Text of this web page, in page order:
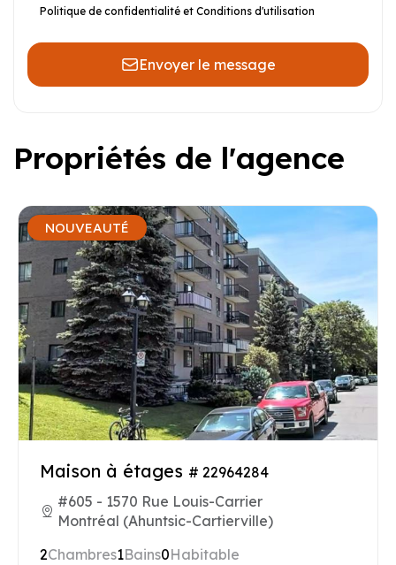
Politique de confidentialité et Conditions d'utilisation
Envoyer le message
Propriétés de l'agence
NOUVEAUTÉ
Maison à étages # 22964284
#605 - 1570 Rue Louis-Carrier
Montréal (Ahuntsic-Cartierville)
2Chambres1Bains0Habitable